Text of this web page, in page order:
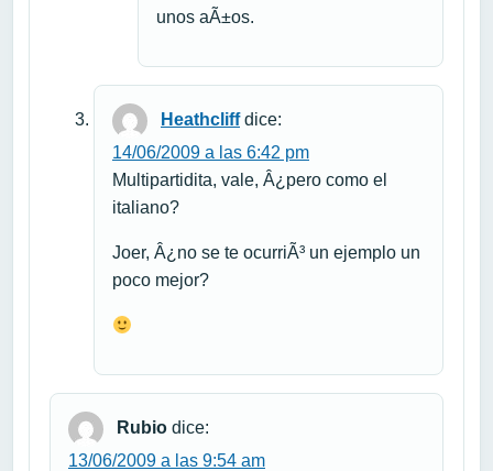
unos aÃ±os.
Heathcliff dice:
14/06/2009 a las 6:42 pm
Multipartidita, vale, Â¿pero como el
italiano?
Joer, Â¿no se te ocurriÃ³ un ejemplo un
poco mejor?
Rubio dice:
13/06/2009 a las 9:54 am